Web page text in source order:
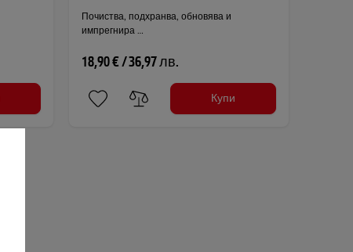
Почиства, подхранва, обновява и
импрегнира …
18,90 € / 36,97 лв.
Купи